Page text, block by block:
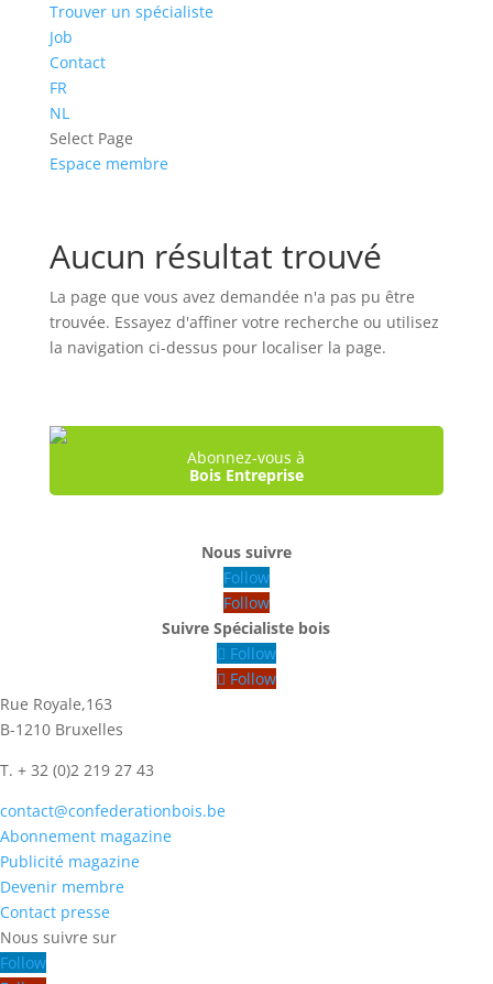
Trouver un spécialiste
Job
Contact
FR
NL
Select Page
Espace membre
Aucun résultat trouvé
La page que vous avez demandée n'a pas pu être
trouvée. Essayez d'affiner votre recherche ou utilisez
la navigation ci-dessus pour localiser la page.
Abonnez-vous à
Bois Entreprise
Nous suivre
Follow
Follow
Suivre Spécialiste bois
Follow
Follow
Rue Royale,163
B-1210 Bruxelles
T. + 32 (0)2 219 27 43
contact@confederationbois.be
Abonnement magazine
Publicité magazine
Devenir membre
Contact presse
Follow